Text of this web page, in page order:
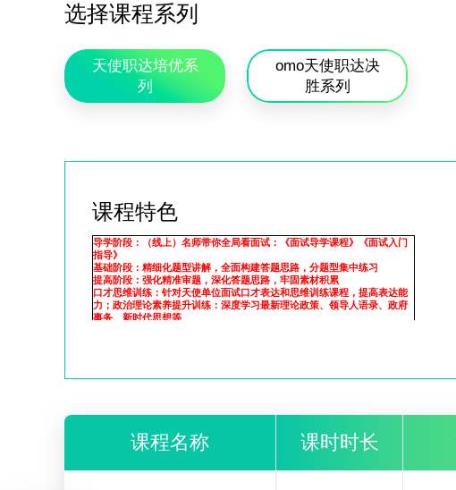
选择课程系列
天使职达培优系
列
omo天使职达决
胜系列
课程特色
导学阶段：（线上）名师带你全局看面试：《面试导学课程》《面试入门
指导》
基础阶段：精细化题型讲解，全面构建答题思路，分题型集中练习
提高阶段：强化精准审题，深化答题思路，牢固素材积累
口才思维训练：针对天使单位面试口才表达和思维训练课程，提高表达能
力；政治理论素养提升训练：深度学习最新理论政策、领导人语录、政府
事务、新时代思想等
课程名称 课时时长